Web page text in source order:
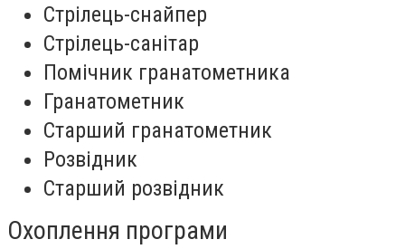
Стрілець-снайпер
Стрілець-санітар
Помічник гранатометника
Гранатометник
Старший гранатометник
Розвідник
Старший розвідник
Охоплення програми